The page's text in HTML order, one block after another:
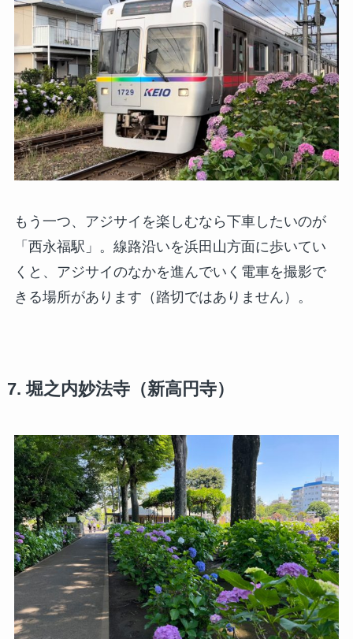
もう一つ、アジサイを楽しむなら下車したいのが
「西永福駅」。線路沿いを浜田山方面に歩いてい
くと、アジサイのなかを進んでいく電車を撮影で
きる場所があります（踏切ではありません）。
7. 堀之内妙法寺（新高円寺）